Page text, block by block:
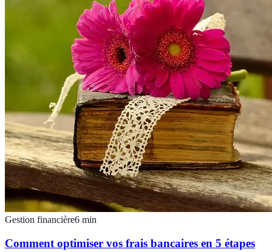
Gestion financière6 min
Comment optimiser vos frais bancaires en 5 étapes